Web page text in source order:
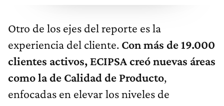
Otro de los ejes del reporte es la
experiencia del cliente. Con más de 19.000
clientes activos, ECIPSA creó nuevas áreas
como la de Calidad de Producto,
enfocadas en elevar los niveles de